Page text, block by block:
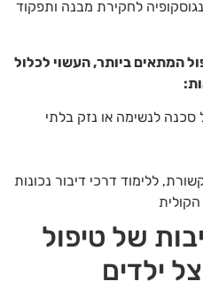
לחקירת מבנה ותפקוד
המתאים ביותר, העשוי לכלול
סכנה לנשימה או נזק בלתי
ללימוד דרכי דיבור נכונות
של טיפול
ילדים